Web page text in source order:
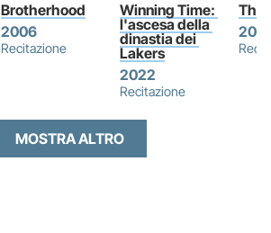
Brotherhood
2006
Recitazione
Winning Time:
l'ascesa della
dinastia dei
Lakers
2022
Recitazione
The
MOSTRA ALTRO